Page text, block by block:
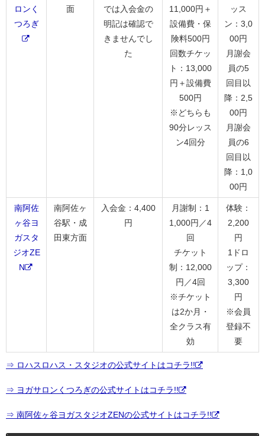
ロンく
つろぎ
面
では入会金の
明記は確認で
きませんでし
た
11,000円＋
設備費・保
険料500円
回数チケッ
ト：13,000
円＋設備費
500円
※どちらも
90分レッス
ン4回分
ッス
ン：3,0
00円
月謝会
員の5
回目以
降：2,5
00円
月謝会
員の6
回目以
降：1,0
00円
南阿佐
ヶ谷ヨ
ガスタ
ジオZE
N
南阿佐ヶ
谷駅・成
田東方面
入会金：4,400
円
月謝制：1
1,000円／4
回
チケット
制：12,000
円／4回
※チケット
は2か月・
全クラス有
効
体験：
2,200
円
1ドロ
ップ：
3,300
円
※会員
登録不
要
⇒ ロハスロハス・スタジオの公式サイトはコチラ!!
⇒ ヨガサロンくつろぎの公式サイトはコチラ!!
⇒ 南阿佐ヶ谷ヨガスタジオZENの公式サイトはコチラ!!